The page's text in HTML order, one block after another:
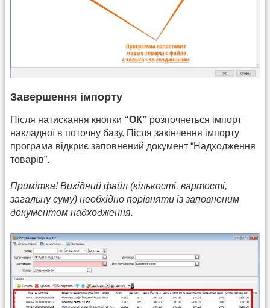
Завершення імпорту
Після натискання кнопки “ОК” розпочнеться імпорт
накладної в поточну базу. Після закінчення імпорту
програма відкриє заповнений документ “Надходження
товарів”.
Примітка! Вихідний файл (кількості, вартості,
загальну суму) необхідно порівняти із заповненим
документом надходження.